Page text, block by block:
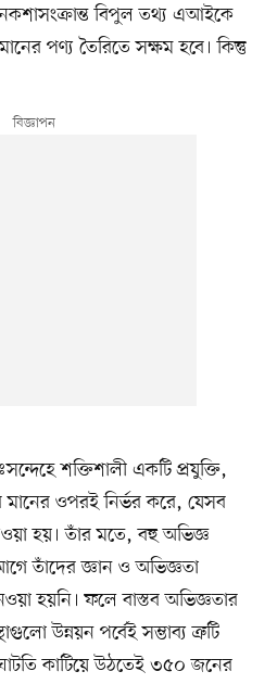
বিপুল তথ্য এআইকে
পণ্য তৈরিতে সক্ষম হবে। কিন্তু
শক্তিশালী একটি প্রযুক্তি,
ওপরই নির্ভর করে, যেসব
হয়। তাঁর মতে, বহু অভিজ্ঞ
তাঁদের জ্ঞান ও অভিজ্ঞতা
হয়নি। ফলে বাস্তব অভিজ্ঞতার
উন্নয়ন পর্বেই সম্ভাব্য ত্রুটি
কাটিয়ে উঠতেই ৩৫০ জনের